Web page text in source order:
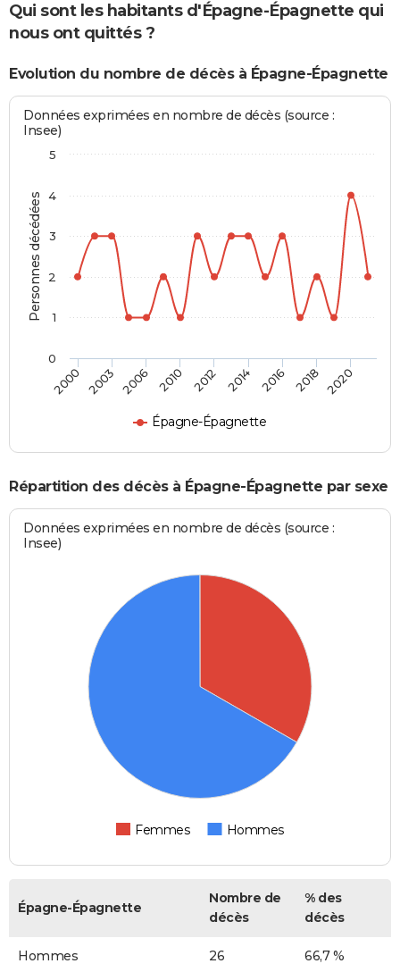
Qui sont les habitants d'Épagne-Épagnette qui
nous ont quittés ?
Evolution du nombre de décès à Épagne-Épagnette
Personnes décédées
Données exprimées en nombre de décès (source :
Insee)
Épagne-Épagnette
2000 2003 2006 2010 2012 2014 2016 2018 2020
0
1
2
3
4
5
Répartition des décès à Épagne-Épagnette par sexe
Données exprimées en nombre de décès (source :
Insee)
Femmes Hommes
Épagne-Épagnette
Nombre de
décès
% des
décès
Hommes 26 66,7 %